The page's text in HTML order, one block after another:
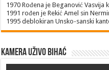
1970 Rođena je Beganović Vasvija
1991 rođen je Rekić Amel sin
1995 deblokiran Unsko-sanski
Kamera uživo Bihać